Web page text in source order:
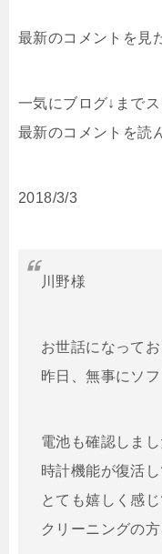
最新のコメントを見
一気にブログ↓まで
最新のコメントを読
2018/3/3
川野様
お世話になってお
昨日、無事にソ
電池も確認しま
時計機能が復活し
とても嬉しく感じ
クリーニングの